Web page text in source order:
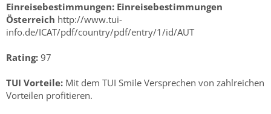
Einreisebestimmungen: Einreisebestimmungen
Österreich http://www.tui-
info.de/ICAT/pdf/country/pdf/entry/1/id/AUT
Rating: 97
TUI Vorteile: Mit dem TUI Smile Versprechen von zahlreichen
Vorteilen profitieren.